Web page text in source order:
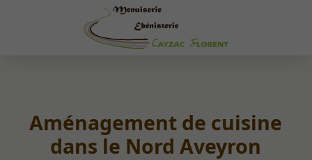
Aménagement de cuisine
dans le Nord Aveyron